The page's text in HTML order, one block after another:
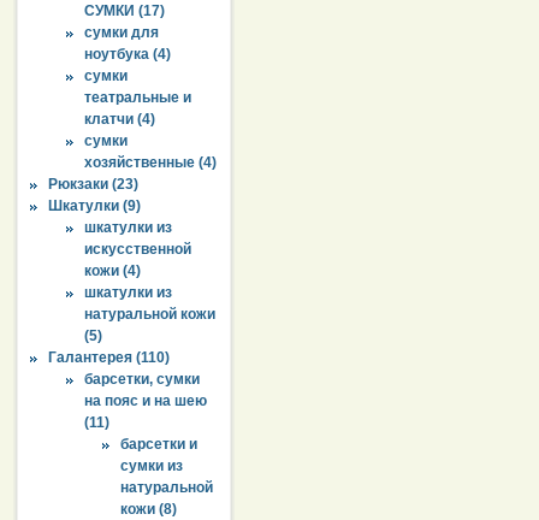
СУМКИ (17)
сумки для
ноутбука (4)
сумки
театральные и
клатчи (4)
сумки
хозяйственные (4)
Рюкзаки (23)
Шкатулки (9)
шкатулки из
искусственной
кожи (4)
шкатулки из
натуральной кожи
(5)
Галантерея (110)
барсетки, сумки
на пояс и на шею
(11)
барсетки и
сумки из
натуральной
кожи (8)